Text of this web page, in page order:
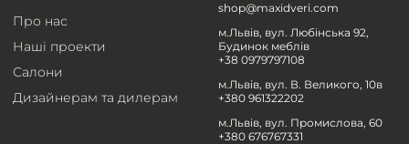
Про нас
Наші проекти
Салони
Дизайнерам та дилерам
shop@maxidveri.com
м.Львів, вул. Любінська 92,
Будинок меблів
+38 0979797108
м.Львів, вул. В. Великого, 10в
+380 961322202
м.Львів, вул. Промислова, 60
+380 676767331